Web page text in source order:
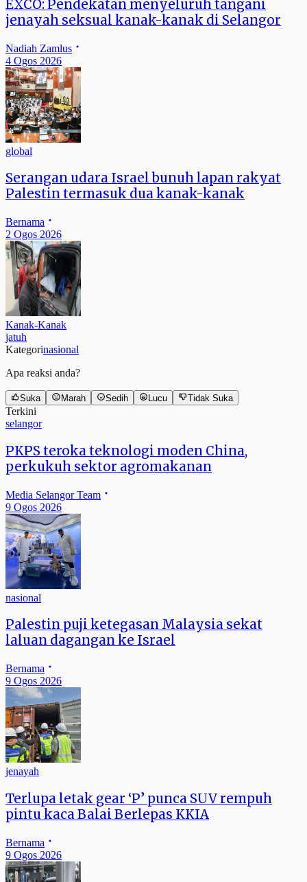
EXCO: Pendekatan menyeluruh tangani
jenayah seksual kanak-kanak di Selangor
Nadiah Zamlus
4 Ogos 2026
global
Serangan udara Israel bunuh lapan rakyat
Palestin termasuk dua kanak-kanak
Bernama
2 Ogos 2026
Kanak-Kanak
jatuh
Kategorinasional
Apa reaksi anda?
Suka Marah Sedih Lucu Tidak Suka
Terkini
selangor
PKPS teroka teknologi moden China,
perkukuh sektor agromakanan
Media Selangor Team
9 Ogos 2026
nasional
Palestin puji ketegasan Malaysia sekat
laluan dagangan ke Israel
Bernama
9 Ogos 2026
jenayah
Terlupa letak gear ‘P’ punca SUV rempuh
pintu kaca Balai Berlepas KKIA
Bernama
9 Ogos 2026